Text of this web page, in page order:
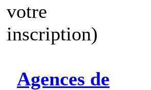
votre
inscription)
Agences de